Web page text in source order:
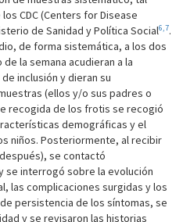
CDC (Centers for Disease
de Sanidad y Política Social6,7.
de forma sistemática, a los dos
la semana acudieran a la
inclusión y dieran su
(ellos y/o sus padres o
recogida de los frotis se recogió
demográficas y el
niños. Posteriormente, al recibir
se contactó
se interrogó sobre la evolución
las complicaciones surgidas y los
persistencia de los síntomas, se
y se revisaron las historias